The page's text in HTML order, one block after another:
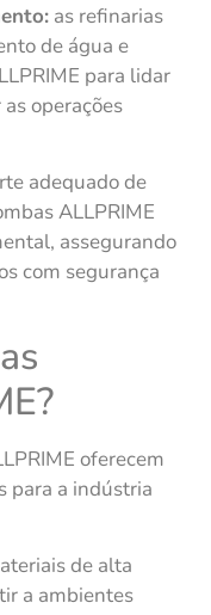
as refinarias
de água e
para lidar
operações
adequado de
ALLPRIME
assegurando
com segurança
oferecem
para a indústria
de alta
a ambientes